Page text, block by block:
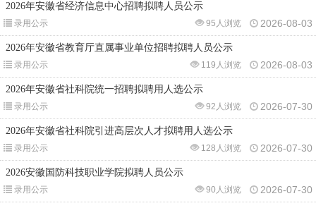
2026年安徽省经济信息中心招聘拟聘人员公示
录用公示 2026-08-03
95人浏览
2026年安徽省教育厅直属事业单位招聘拟聘人员公示
录用公示 2026-08-03
119人浏览
2026年安徽省社科院统一招聘拟聘用人选公示
录用公示 2026-07-30
92人浏览
2026年安徽省社科院引进高层次人才拟聘用人选公示
录用公示 2026-07-30
128人浏览
2026安徽国防科技职业学院拟聘人员公示
录用公示 2026-07-30
90人浏览